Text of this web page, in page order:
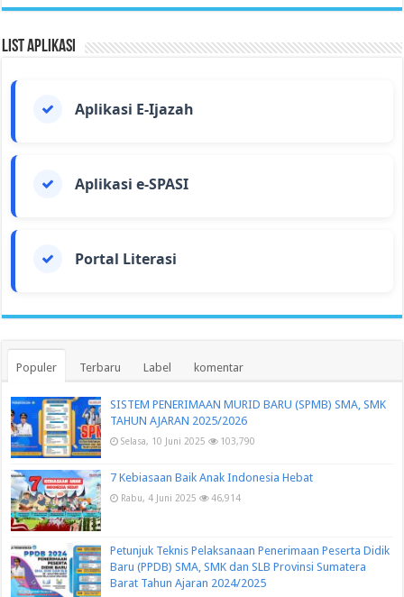
List Aplikasi
Aplikasi E-Ijazah
Aplikasi e-SPASI
Portal Literasi
Populer Terbaru Label komentar
SISTEM PENERIMAAN MURID BARU (SPMB) SMA, SMK
TAHUN AJARAN 2025/2026
Selasa, 10 Juni 2025 103,790
7 Kebiasaan Baik Anak Indonesia Hebat
Rabu, 4 Juni 2025 46,914
Petunjuk Teknis Pelaksanaan Penerimaan Peserta Didik
Baru (PPDB) SMA, SMK dan SLB Provinsi Sumatera
Barat Tahun Ajaran 2024/2025